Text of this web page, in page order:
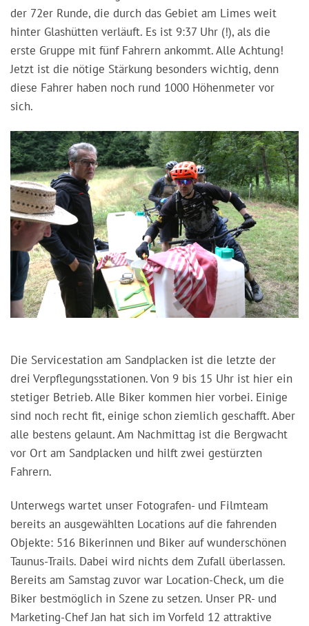
der 72er Runde, die durch das Gebiet am Limes weit
hinter Glashütten verläuft. Es ist 9:37 Uhr (!), als die
erste Gruppe mit fünf Fahrern ankommt. Alle Achtung!
Jetzt ist die nötige Stärkung besonders wichtig, denn
diese Fahrer haben noch rund 1000 Höhenmeter vor
sich.
Die Servicestation am Sandplacken ist die letzte der
drei Verpflegungsstationen. Von 9 bis 15 Uhr ist hier ein
stetiger Betrieb. Alle Biker kommen hier vorbei. Einige
sind noch recht fit, einige schon ziemlich geschafft. Aber
alle bestens gelaunt. Am Nachmittag ist die Bergwacht
vor Ort am Sandplacken und hilft zwei gestürzten
Fahrern.
Unterwegs wartet unser Fotografen- und Filmteam
bereits an ausgewählten Locations auf die fahrenden
Objekte: 516 Bikerinnen und Biker auf wunderschönen
Taunus-Trails. Dabei wird nichts dem Zufall überlassen.
Bereits am Samstag zuvor war Location-Check, um die
Biker bestmöglich in Szene zu setzen. Unser PR- und
Marketing-Chef Jan hat sich im Vorfeld 12 attraktive